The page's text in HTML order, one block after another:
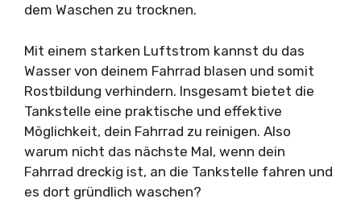
dem Waschen zu trocknen.
Mit einem starken Luftstrom kannst du das
Wasser von deinem Fahrrad blasen und somit
Rostbildung verhindern. Insgesamt bietet die
Tankstelle eine praktische und effektive
Möglichkeit, dein Fahrrad zu reinigen. Also
warum nicht das nächste Mal, wenn dein
Fahrrad dreckig ist, an die Tankstelle fahren und
es dort gründlich waschen?